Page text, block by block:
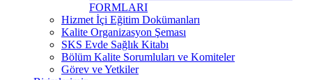
FORMLARI
Hizmet İçi Eğitim Dokümanları
Kalite Organizasyon Şeması
SKS Evde Sağlık Kitabı
Bölüm Kalite Sorumluları ve Komiteler
Görev ve Yetkiler